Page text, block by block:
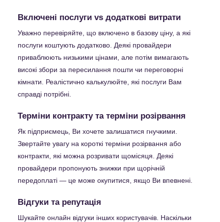
Включені послуги vs додаткові витрати
Уважно перевіряйте, що включено в базову ціну, а які
послуги коштують додатково. Деякі провайдери
приваблюють низькими цінами, але потім вимагають
високі збори за пересилання пошти чи переговорні
кімнати. Реалістично калькулюйте, які послуги Вам
справді потрібні.
Терміни контракту та терміни розірвання
Як підприємець, Ви хочете залишатися гнучкими.
Звертайте увагу на короткі терміни розірвання або
контракти, які можна розривати щомісяця. Деякі
провайдери пропонують знижки при щорічній
передоплаті — це може окупитися, якщо Ви впевнені.
Відгуки та репутація
Шукайте онлайн відгуки інших користувачів. Наскільки